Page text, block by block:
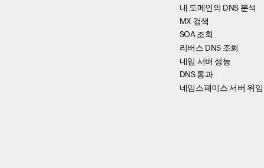
내 도메인의 DNS 분석
MX 검색
SOA 조회
리버스 DNS 조회
네임 서버 성능
DNS 통과
네임스페이스 서버 위임